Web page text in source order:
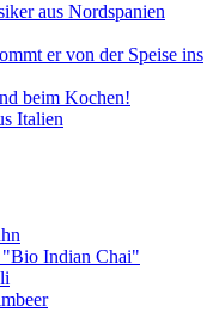
aus Nordspanien
er von der Speise ins
beim Kochen!
Italien
"Bio Indian Chai"